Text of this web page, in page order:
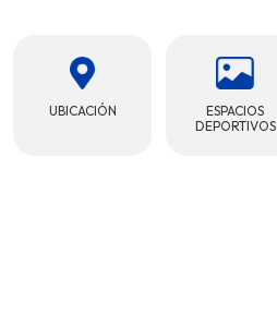
UBICACIÓN
ESPACIOS
DEPORTIVOS